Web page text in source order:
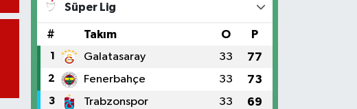
Süper Lig
# Takım O P
1 Galatasaray 33 77
2 Fenerbahçe 33 73
3 Trabzonspor 33 69